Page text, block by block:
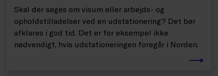
Skal der søges om visum eller arbejds- og
opholdstilladelser ved en udstationering? Det bør
afklares i god tid. Det er for eksempel ikke
nødvendigt, hvis udstationeringen foregår i Norden.